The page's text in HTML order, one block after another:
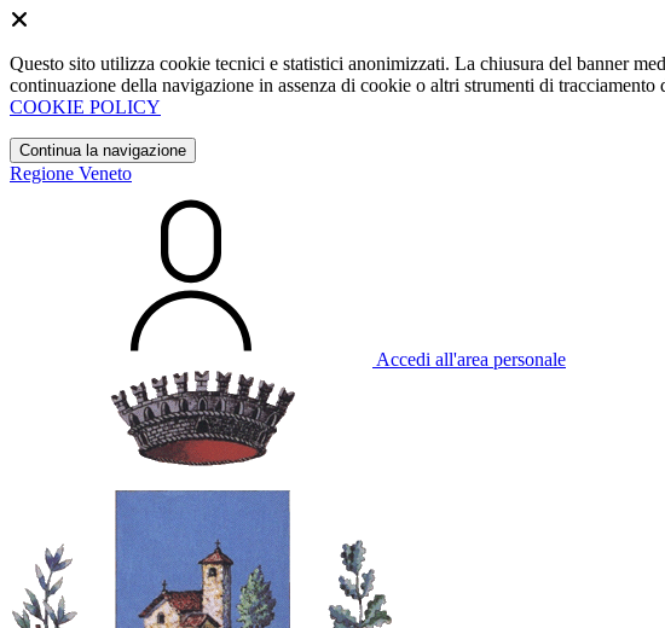
Questo sito utilizza cookie tecnici e statistici anonimizzati. La chiusura del banner
continuazione della navigazione in assenza di cookie o altri strumenti di tracciamento
COOKIE POLICY
Continua la navigazione
Regione Veneto
Accedi all'area personale